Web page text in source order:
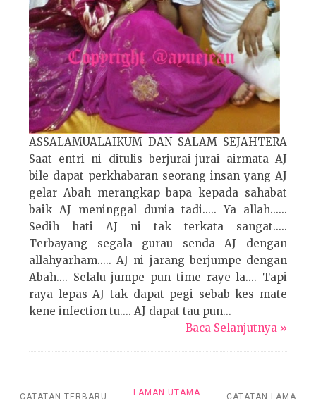
ASSALAMUALAIKUM DAN SALAM SEJAHTERA
Saat entri ni ditulis berjurai-jurai airmata AJ
bile dapat perkhabaran seorang insan yang AJ
gelar Abah merangkap bapa kepada sahabat
baik AJ meninggal dunia tadi..... Ya allah......
Sedih hati AJ ni tak terkata sangat.....
Terbayang segala gurau senda AJ dengan
allahyarham..... AJ ni jarang berjumpe dengan
Abah.... Selalu jumpe pun time raye la.... Tapi
raya lepas AJ tak dapat pegi sebab kes mate
kene infection tu.... AJ dapat tau pun...
Baca Selanjutnya »
CATATAN TERBARU CATATAN LAMA
LAMAN UTAMA